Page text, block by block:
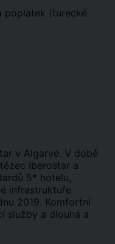
poplatek (turecké
v Algarve. V době
Iberostar a
5* hotelu,
infrastruktuře
2019. Komfortní
služby a dlouhá a